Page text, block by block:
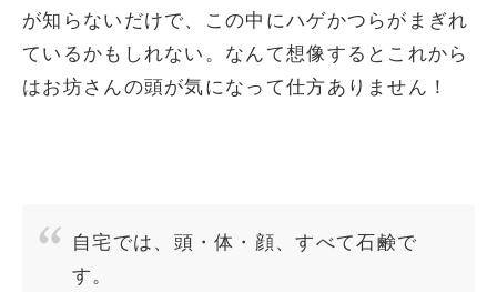
が知らないだけで、この中にハゲかつらがまぎれ
ているかもしれない。なんて想像するとこれから
はお坊さんの頭が気になって仕方ありません！
自宅では、頭・体・顔、すべて石鹸で
す。